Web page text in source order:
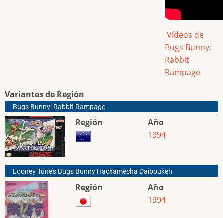
Vídeos de
Bugs Bunny:
Rabbit
Rampage
Variantes de Región
Bugs Bunny: Rabbit Rampage
Región
Año
1994
Looney Tune's Bugs Bunny Hachamecha Daibouken
Región
Año
1994